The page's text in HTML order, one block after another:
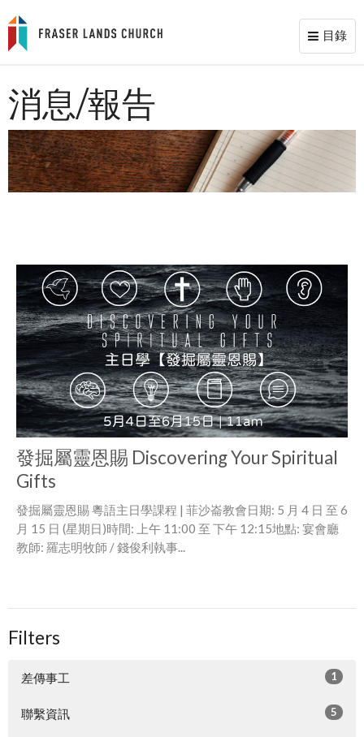
Toggle
目錄
消息/報告
發掘屬靈恩賜 Discovering Your Spiritual
Gifts
發掘屬靈恩賜 粵語主日學課程 | 菲沙崙教會日期: 5 月 4 日 至 6
月 15 日 (星期日)時間: 上午 11:00 至 下午 12:15地點: 宴會廳
教師: 羅志明牧師 / 錢俊利執事...
Filters
差傳事工 1
聯繫資訊 5